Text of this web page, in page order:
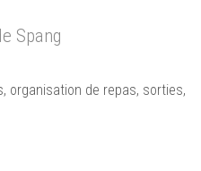
plus d'informations
Spang
organisation de repas, sorties,